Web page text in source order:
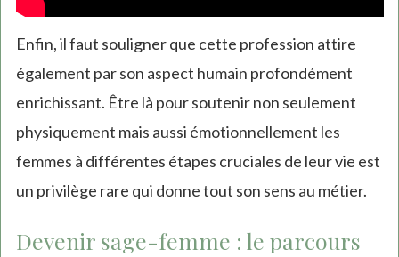
Enfin, il faut souligner que cette profession attire
également par son aspect humain profondément
enrichissant. Être là pour soutenir non seulement
physiquement mais aussi émotionnellement les
femmes à différentes étapes cruciales de leur vie est
un privilège rare qui donne tout son sens au métier.
Devenir sage-femme : le parcours